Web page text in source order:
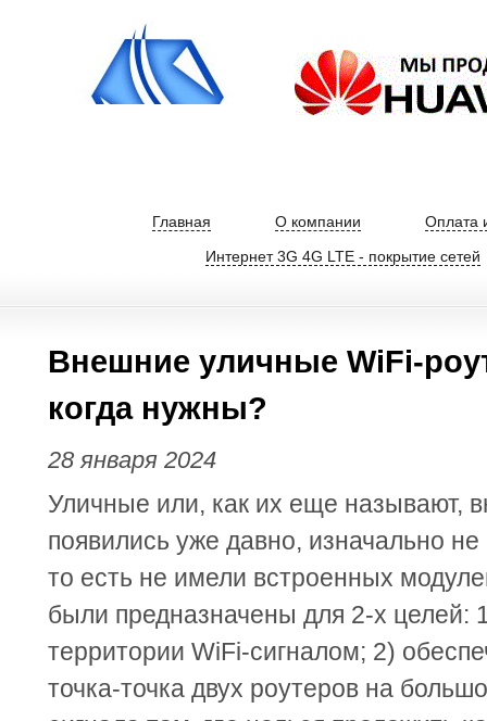
Главная О компании
Оплата
Интернет 3G 4G LTE - покрытие сетей
Внешние уличные WiFi-
когда нужны?
28 января 2024
Уличные или, как их еще называют,
появились уже давно, изначально
то есть не имели встроенных
были предназначены для 2-х целей:
территории WiFi-сигналом; 2)
точка-точка двух роутеров на